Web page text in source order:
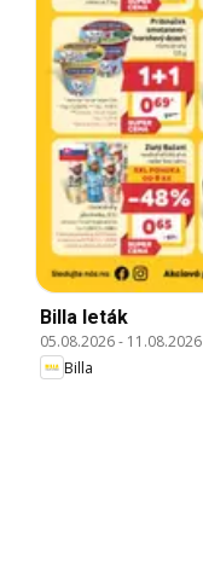
Billa leták
05.08.2026- 11.08.2026
Billa